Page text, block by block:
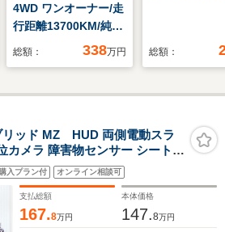
4WD ワンオーナー/走
行距離13700KM/純正
ナビ/フルセグ/DVD再
ETC/禁煙車
総額： 338万円 総額：
ッド MZ HUD 両側電動スラ
カメラ 障害物センサー シートヒ
フォグランプ スマートキー 純
ETC ドライブレコーダ
購入プラン付 オンライン相談可
支払総額
167.8万円
本体価格
147.8万円